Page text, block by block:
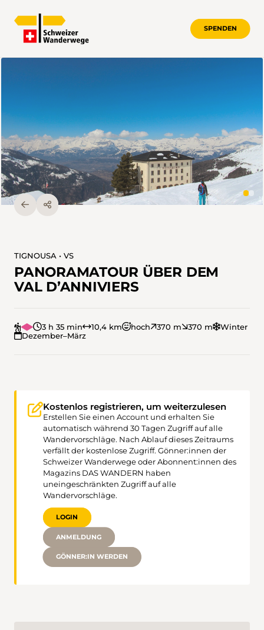
SPENDEN
TIGNOUSA • VS
PANORAMATOUR ÜBER DEM
VAL D’ANNIVIERS
3 h 35 min 10,4 km hoch 370 m 370 m
Winter
Dezember–März
Kostenlos registrieren, um weiterzulesen
Erstellen Sie einen Account und erhalten Sie
automatisch während 30 Tagen Zugriff auf alle
Wandervorschläge. Nach Ablauf dieses Zeitraums
verfällt der kostenlose Zugriff. Gönner:innen der
Schweizer Wanderwege oder Abonnent:innen des
Magazins DAS WANDERN haben
uneingeschränkten Zugriff auf alle
Wandervorschläge.
LOGIN
ANMELDUNG
GÖNNER:IN WERDEN